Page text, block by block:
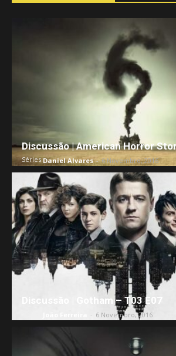
Discussão | American Horror
SériesDaniel Alvares - 6 Novembro, 2016
Discussão | Gotham – T03 E07
- 6 Novembro, 2016